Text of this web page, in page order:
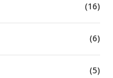
(16)
(6)
(5)